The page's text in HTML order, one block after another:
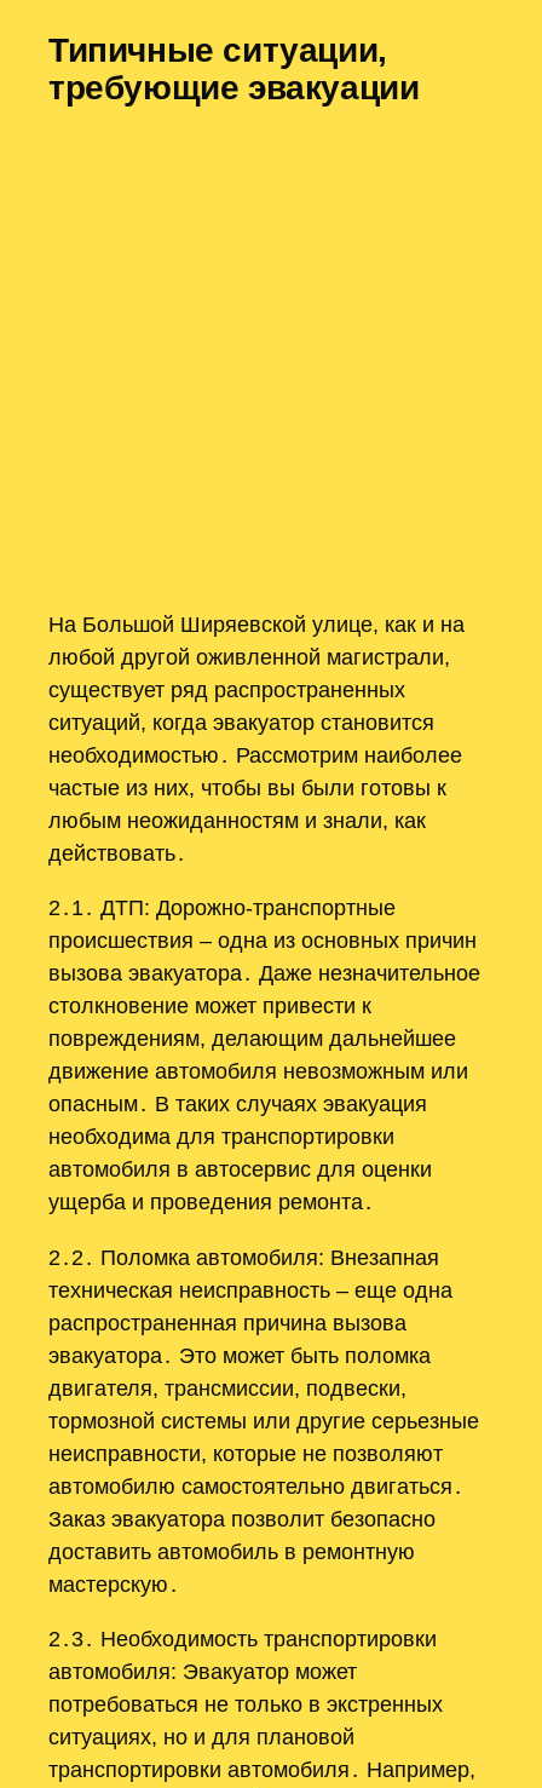
Типичные ситуации,
требующие эвакуации
На Большой Ширяевской улице, как и на
любой другой оживленной магистрали,
существует ряд распространенных
ситуаций, когда эвакуатор становится
необходимостью․ Рассмотрим наиболее
частые из них, чтобы вы были готовы к
любым неожиданностям и знали, как
действовать․
2․1․ ДТП: Дорожно-транспортные
происшествия – одна из основных причин
вызова эвакуатора․ Даже незначительное
столкновение может привести к
повреждениям, делающим дальнейшее
движение автомобиля невозможным или
опасным․ В таких случаях эвакуация
необходима для транспортировки
автомобиля в автосервис для оценки
ущерба и проведения ремонта․
2․2․ Поломка автомобиля: Внезапная
техническая неисправность – еще одна
распространенная причина вызова
эвакуатора․ Это может быть поломка
двигателя, трансмиссии, подвески,
тормозной системы или другие серьезные
неисправности, которые не позволяют
автомобилю самостоятельно двигаться․
Заказ эвакуатора позволит безопасно
доставить автомобиль в ремонтную
мастерскую․
2․3․ Необходимость транспортировки
автомобиля: Эвакуатор может
потребоваться не только в экстренных
ситуациях, но и для плановой
транспортировки автомобиля․ Например,